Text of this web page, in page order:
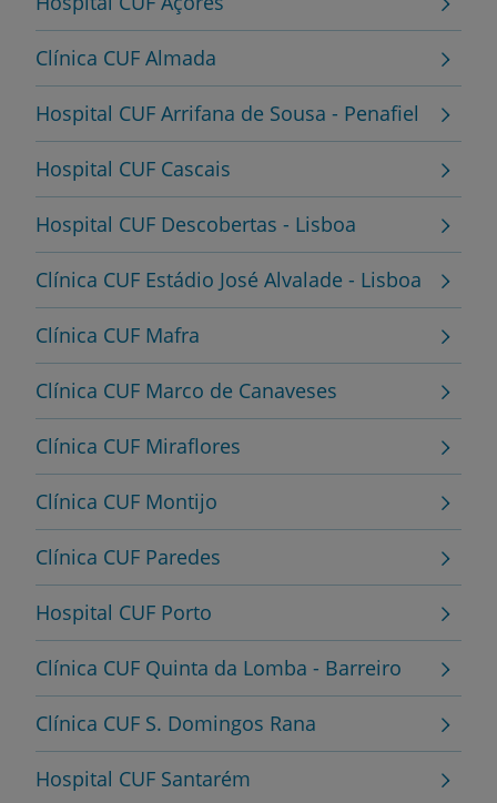
Clínica CUF Almada
Hospital CUF Arrifana de Sousa - Penafiel
Hospital CUF Cascais
Hospital CUF Descobertas - Lisboa
Clínica CUF Estádio José Alvalade - Lisboa
Clínica CUF Mafra
Clínica CUF Marco de Canaveses
Clínica CUF Miraflores
Clínica CUF Montijo
Clínica CUF Paredes
Hospital CUF Porto
Clínica CUF Quinta da Lomba - Barreiro
Clínica CUF S. Domingos Rana
Hospital CUF Santarém